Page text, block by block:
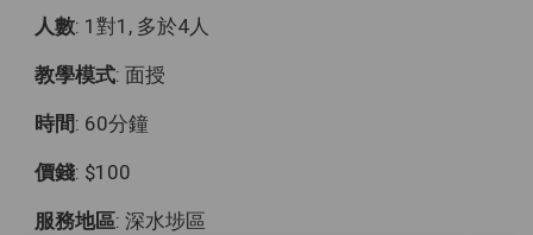
人數: 1對1, 多於4人
教學模式: 面授
時間: 60分鐘
價錢: $100
服務地區: 深水埗區